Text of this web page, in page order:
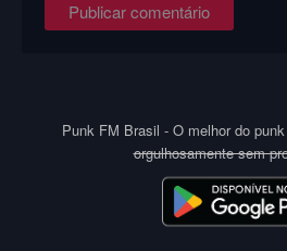
Punk FM Brasil - O melhor do
orgulhosamente sem